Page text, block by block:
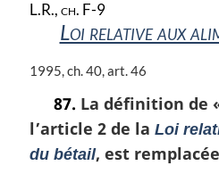
L.R., ch. F-9
Loi relative aux
N
e
m
a
1995, ch. 40, art. 46
87. La définition de
l’article 2 de la Loi
du bétail, est